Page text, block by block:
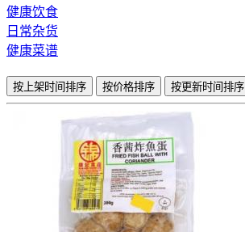
健康饮食
日常杂货
健康菜谱
按上架时间排序 按价格排序 按更新时间排序